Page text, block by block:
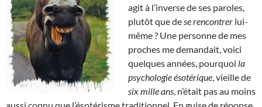
agit à l’inverse de ses paroles,
plutôt que de se rencontrer lui-
même ? Une personne de mes
proches me demandait, voici
quelques années, pourquoi la
psychologie ésotérique , vieille de
six mille ans , n’était pas au moins
aussi connu que l’ésotérisme traditionnel. En guise de réponse,